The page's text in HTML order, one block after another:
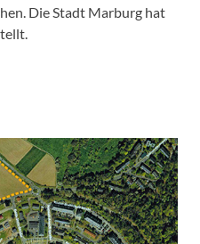
Die Stadt Marburg hat